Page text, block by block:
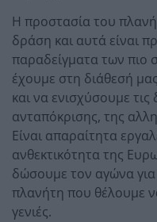
Η προστασία του
δράση και αυτά είναι
παραδείγματα των πιο
έχουμε στη διάθεσή
και να ενισχύσουμε
ανταπόκρισης, της
Είναι απαραίτητα
ανθεκτικότητα της
δώσουμε τον αγώνα
πλανήτη που θέλουμε
γενιές.